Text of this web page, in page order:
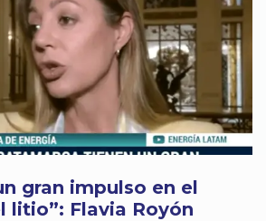
gran impulso en el
litio”: Flavia Royón